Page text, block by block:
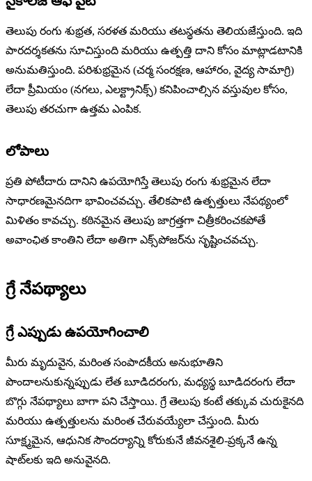
తెలుపు రంగు శుభ్రత, సరళత మరియు తటస్థతను తెలియజేస్తుంది. ఇది
పారదర్శకతను సూచిస్తుంది మరియు ఉత్పత్తి దాని కోసం మాట్లాడటానికి
అనుమతిస్తుంది. పరిశుభ్రమైన (చర్మ సంరక్షణ, ఆహారం, వైద్య సామాగ్రి)
లేదా ప్రీమియం (నగలు, ఎలక్ట్రానిక్స్) కనిపించాల్సిన వస్తువుల కోసం,
తెలుపు తరచుగా ఉత్తమ ఎంపిక.
లోపాలు
ప్రతి పోటీదారు దానిని ఉపయోగిస్తే తెలుపు రంగు శుభ్రమైన లేదా
సాధారణమైనదిగా భావించవచ్చు. తేలికపాటి ఉత్పత్తులు నేపథ్యంలో
మిళితం కావచ్చు. కఠినమైన తెలుపు జాగ్రత్తగా చిత్రీకరించకపోతే
అవాంఛిత కాంతిని లేదా అతిగా ఎక్స్‌పోజర్‌ను సృష్టించవచ్చు.
గ్రే నేపథ్యాలు
గ్రే ఎప్పుడు ఉపయోగించాలి
మీరు మృదువైన, మరింత సంపాదకీయ అనుభూతిని
పొందాలనుకున్నప్పుడు లేత బూడిదరంగు, మధ్యస్థ బూడిదరంగు లేదా
బొగ్గు నేపథ్యాలు బాగా పని చేస్తాయి. గ్రే తెలుపు కంటే తక్కువ చురుకైనది
మరియు ఉత్పత్తులను మరింత చేరువయ్యేలా చేస్తుంది. మీరు
సూక్ష్మమైన, ఆధునిక సౌందర్యాన్ని కోరుకునే జీవనశైలి-ప్రక్కనే ఉన్న
షాట్‌లకు ఇది అనువైనది.